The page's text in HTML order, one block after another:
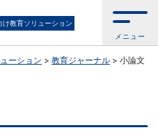
け教育ソリューション
メニュー
ーション > 教育ジャーナル > 小論文